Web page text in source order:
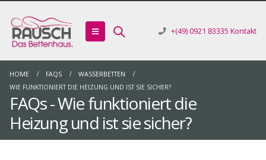
+(49) 0921 83335 Kontakt
HOME FAQS
WASSERBETTEN
WIE FUNKTIONIERT DIE HEIZUNG UND IST SIE SICHER?
FAQs - Wie funktioniert die
Heizung und ist sie sicher?